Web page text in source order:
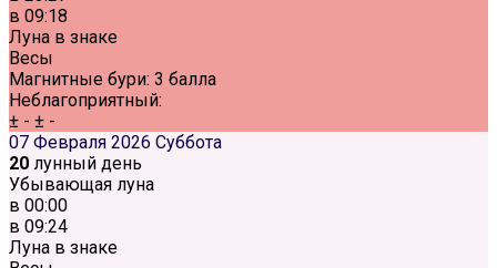
в 09:18
Луна в знаке
Весы
Магнитные бури: 3 балла
Неблагоприятный:
± - ± -
07 Февраля 2026 Суббота
20 лунный день
Убывающая луна
в 00:00
в 09:24
Луна в знаке